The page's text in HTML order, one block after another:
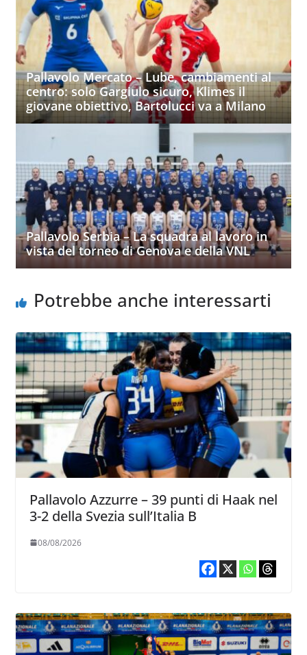
Pallavolo Mercato – Lube, cambiamenti al
centro: solo Gargiulo sicuro, Klimes il
giovane obiettivo, Bartolucci va a Milano
Pallavolo Serbia – La squadra al lavoro in
vista del torneo di Genova e della VNL
Potrebbe anche interessarti
Pallavolo Azzurre – 39 punti di Haak nel
3-2 della Svezia sull’Italia B
08/08/2026